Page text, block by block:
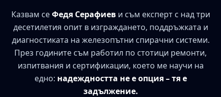
Казвам сеФедя Серафиеви съм експерт с над три
десетилетия опит в изграждането, поддръжката и
диагностиката на железопътни спирачни системи.
През годините съм работил по стотици ремонти,
изпитвания и сертификации, което ме научи на
едно: надеждността не е опция – тя е
задължение.